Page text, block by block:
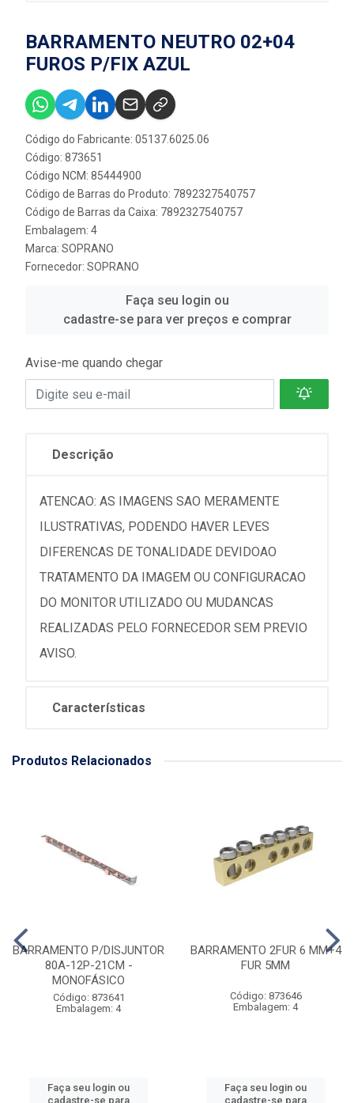
BARRAMENTO NEUTRO 02+04
FUROS P/FIX AZUL
Código do Fabricante: 05137.6025.06
Código: 873651
Código NCM: 85444900
Código de Barras do Produto: 7892327540757
Código de Barras da Caixa: 7892327540757
Embalagem: 4
Marca: SOPRANO
Fornecedor: SOPRANO
Faça seu login ou
cadastre-se para ver preços e comprar
Avise-me quando chegar
Descrição
ATENCAO: AS IMAGENS SAO MERAMENTE
ILUSTRATIVAS, PODENDO HAVER LEVES
DIFERENCAS DE TONALIDADE DEVIDOAO
TRATAMENTO DA IMAGEM OU CONFIGURACAO
DO MONITOR UTILIZADO OU MUDANCAS
REALIZADAS PELO FORNECEDOR SEM PREVIO
AVISO.
Características
Produtos Relacionados
BARRAMENTO P/DISJUNTOR
80A-12P-21CM -
MONOFÁSICO
Código: 873641
Embalagem: 4
Faça seu login ou
cadastre-se para
BARRAMENTO 2FUR 6 MM+4
FUR 5MM
Código: 873646
Embalagem: 4
Faça seu login ou
cadastre-se para